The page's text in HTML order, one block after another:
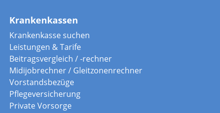
Krankenkassen
Krankenkasse suchen
Leistungen & Tarife
Beitragsvergleich / -rechner
Midijobrechner / Gleitzonenrechner
Vorstandsbezüge
Pflegeversicherung
Private Vorsorge